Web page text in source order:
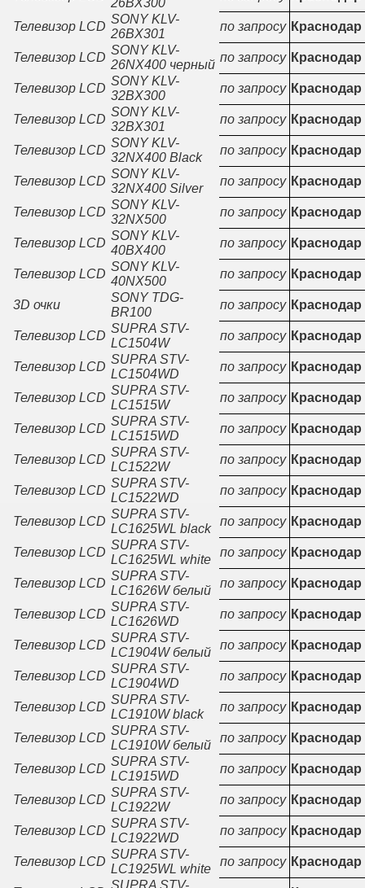
26BX300
Телевизор LCD
SONY KLV-
26BX301
по запросу Краснодар
Телевизор LCD
SONY KLV-
26NX400 черный
по запросу Краснодар
Телевизор LCD
SONY KLV-
32BX300
по запросу Краснодар
Телевизор LCD
SONY KLV-
32BX301
по запросу Краснодар
Телевизор LCD
SONY KLV-
32NX400 Black
по запросу Краснодар
Телевизор LCD
SONY KLV-
32NX400 Silver
по запросу Краснодар
Телевизор LCD
SONY KLV-
32NX500
по запросу Краснодар
Телевизор LCD
SONY KLV-
40BX400
по запросу Краснодар
Телевизор LCD
SONY KLV-
40NX500
по запросу Краснодар
3D очки
SONY TDG-
BR100
по запросу Краснодар
Телевизор LCD
SUPRA STV-
LC1504W
по запросу Краснодар
Телевизор LCD
SUPRA STV-
LC1504WD
по запросу Краснодар
Телевизор LCD
SUPRA STV-
LC1515W
по запросу Краснодар
Телевизор LCD
SUPRA STV-
LC1515WD
по запросу Краснодар
Телевизор LCD
SUPRA STV-
LC1522W
по запросу Краснодар
Телевизор LCD
SUPRA STV-
LC1522WD
по запросу Краснодар
Телевизор LCD
SUPRA STV-
LC1625WL black
по запросу Краснодар
Телевизор LCD
SUPRA STV-
LC1625WL white
по запросу Краснодар
Телевизор LCD
SUPRA STV-
LC1626W белый
по запросу Краснодар
Телевизор LCD
SUPRA STV-
LC1626WD
по запросу Краснодар
Телевизор LCD
SUPRA STV-
LC1904W белый
по запросу Краснодар
Телевизор LCD
SUPRA STV-
LC1904WD
по запросу Краснодар
Телевизор LCD
SUPRA STV-
LC1910W black
по запросу Краснодар
Телевизор LCD
SUPRA STV-
LC1910W белый
по запросу Краснодар
Телевизор LCD
SUPRA STV-
LC1915WD
по запросу Краснодар
Телевизор LCD
SUPRA STV-
LC1922W
по запросу Краснодар
Телевизор LCD
SUPRA STV-
LC1922WD
по запросу Краснодар
Телевизор LCD
SUPRA STV-
LC1925WL white
по запросу Краснодар
SUPRA STV-